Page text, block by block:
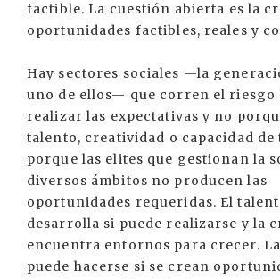
factible. La cuestión abierta es la
oportunidades factibles, reales y
Hay sectores sociales —la
uno de ellos— que corren el riesgo
realizar las expectativas y no
talento, creatividad o capacidad de
porque las elites que gestionan la
diversos ámbitos no producen las
oportunidades requeridas. El
desarrolla si puede realizarse y la
encuentra entornos para crecer.
puede hacerse si se crean